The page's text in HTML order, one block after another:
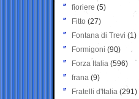
fioriere (5)
Fitto (27)
Fontana di Trevi (1)
Formigoni (90)
Forza Italia (596)
frana (9)
Fratelli d'Italia (291)